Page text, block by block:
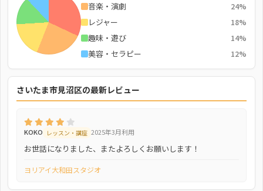
音楽・演劇 24%
レジャー 18%
趣味・遊び 14%
美容・セラピー 12%
さいたま市見沼区の最新レビュー
KOKO レッスン・講座 2025年3月利用
お世話になりました、またよろしくお願いします！
ヨリアイ大和田スタジオ